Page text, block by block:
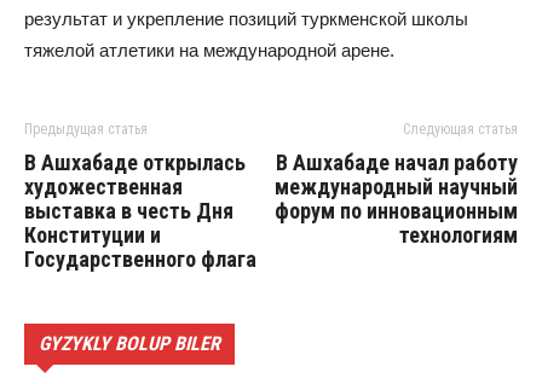
результат и укрепление позиций туркменской школы
тяжелой атлетики на международной арене.
Предыдущая статья
В Ашхабаде открылась
художественная
выставка в честь Дня
Конституции и
Государственного флага
Следующая статья
В Ашхабаде начал работу
международный научный
форум по инновационным
технологиям
GYZYKLY BOLUP BILER